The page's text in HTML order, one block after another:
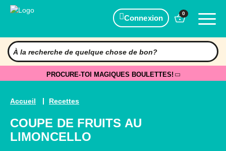
Connexion
0
PROCURE-TOI MAGIQUES BOULETTES!
Accueil Recettes
COUPE DE FRUITS AU
LIMONCELLO